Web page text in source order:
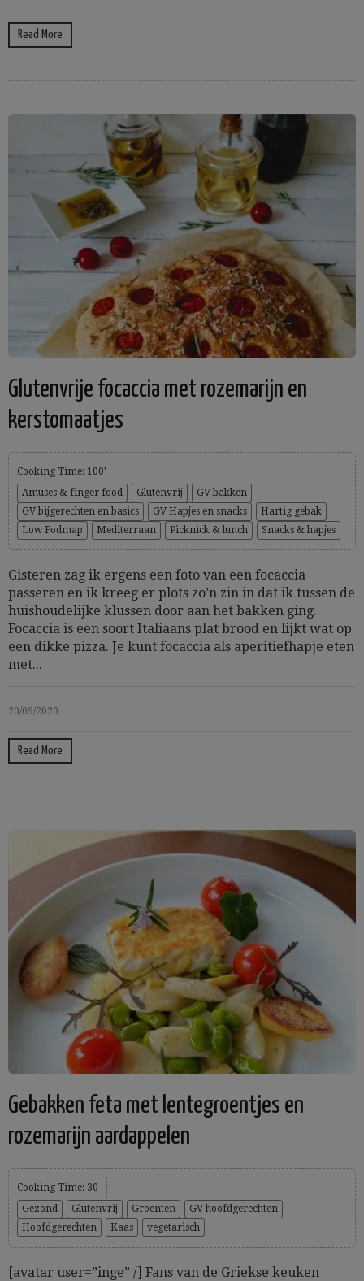
Read More
Glutenvrije focaccia met rozemarijn en
kerstomaatjes
Cooking Time: 100'
Amuses & finger food
Glutenvrij
GV bakken
GV bijgerechten en basics
GV Hapjes en snacks
Hartig gebak
Low Fodmap
Mediterraan Picknick & lunch Snacks & hapjes
Gisteren zag ik ergens een foto van een focaccia
passeren en ik kreeg er plots zo’n zin in dat ik tussen de
huishoudelijke klussen door aan het bakken ging.
Focaccia is een soort Italiaans plat brood en lijkt wat op
een dikke pizza. Je kunt focaccia als aperitiefhapje eten
met...
20/09/2020
Read More
Gebakken feta met lentegroentjes en
rozemarijn aardappelen
Cooking Time: 30
Gezond
Glutenvrij Groenten
GV hoofdgerechten
Hoofdgerechten
Kaas vegetarisch
[avatar user=”inge” /] Fans van de Griekse keuken